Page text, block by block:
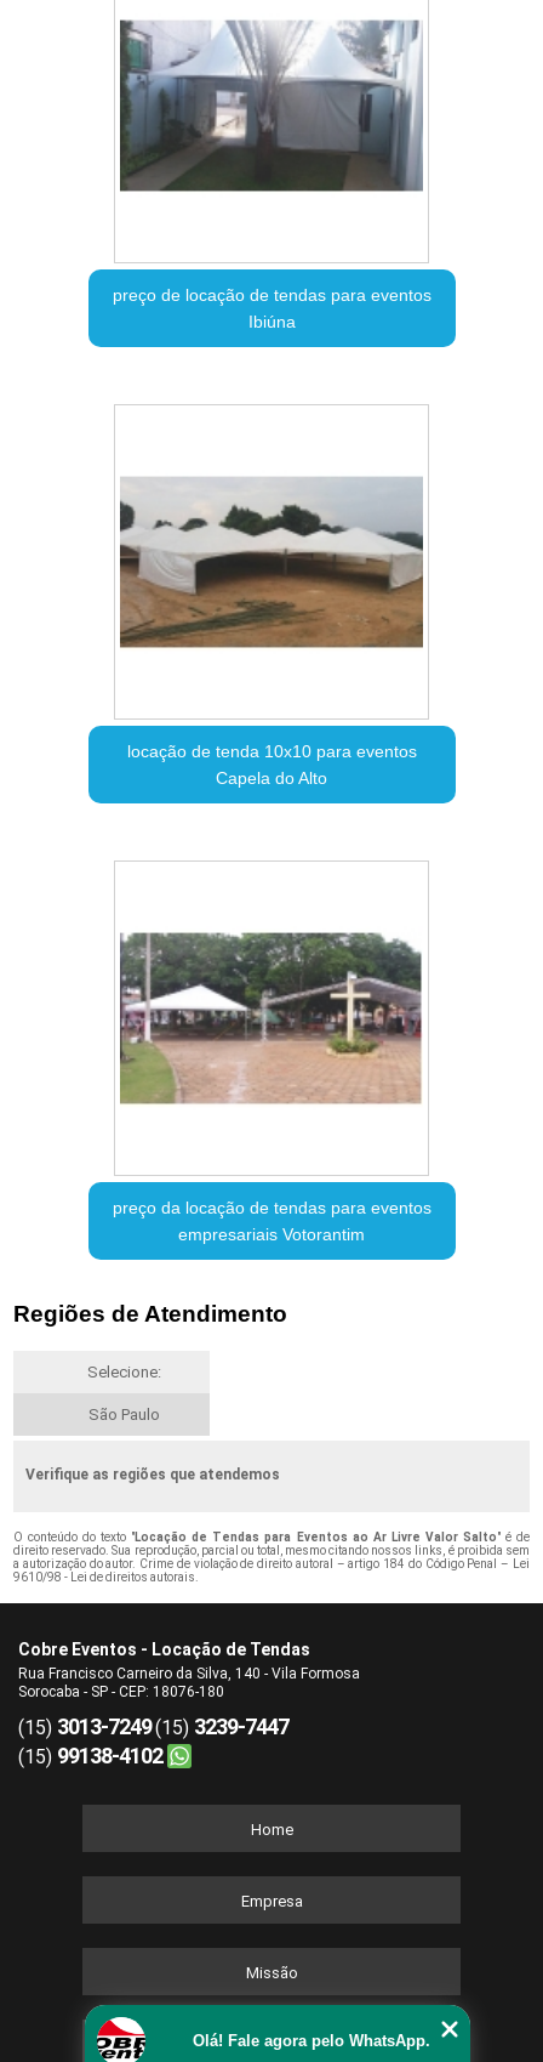
preço de locação de tendas para eventos
Ibiúna
locação de tenda 10x10 para eventos
Capela do Alto
preço da locação de tendas para eventos
empresariais Votorantim
Regiões de Atendimento
Selecione:
São Paulo
Verifique as regiões que atendemos
O conteúdo do texto "Locação de Tendas para Eventos ao Ar Livre Valor Salto" é de
direito reservado. Sua reprodução, parcial ou total, mesmo citando nossos links, é proibida sem
a autorização do autor. Crime de violação de direito autoral – artigo 184 do Código Penal – Lei
9610/98 - Lei de direitos autorais.
Cobre Eventos - Locação de Tendas
Rua Francisco Carneiro da Silva, 140 - Vila Formosa
Sorocaba - SP - CEP: 18076-180
(15) 3013-7249(15) 3239-7447
(15) 99138-4102
Home
Empresa
Missão
Serviços
Olá! Fale agora pelo WhatsApp.